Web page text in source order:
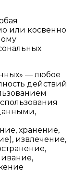
или косвенно
— любое
действий
хранение,
извлечение,